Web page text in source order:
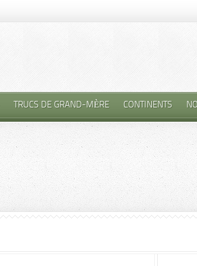
TRUCS DE GRAND-MÈRE CONTINENTS